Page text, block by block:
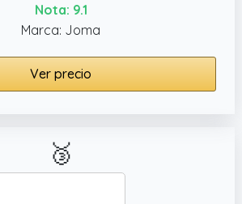
Nota: 9.1
Marca: Joma
Ver precio
🥉